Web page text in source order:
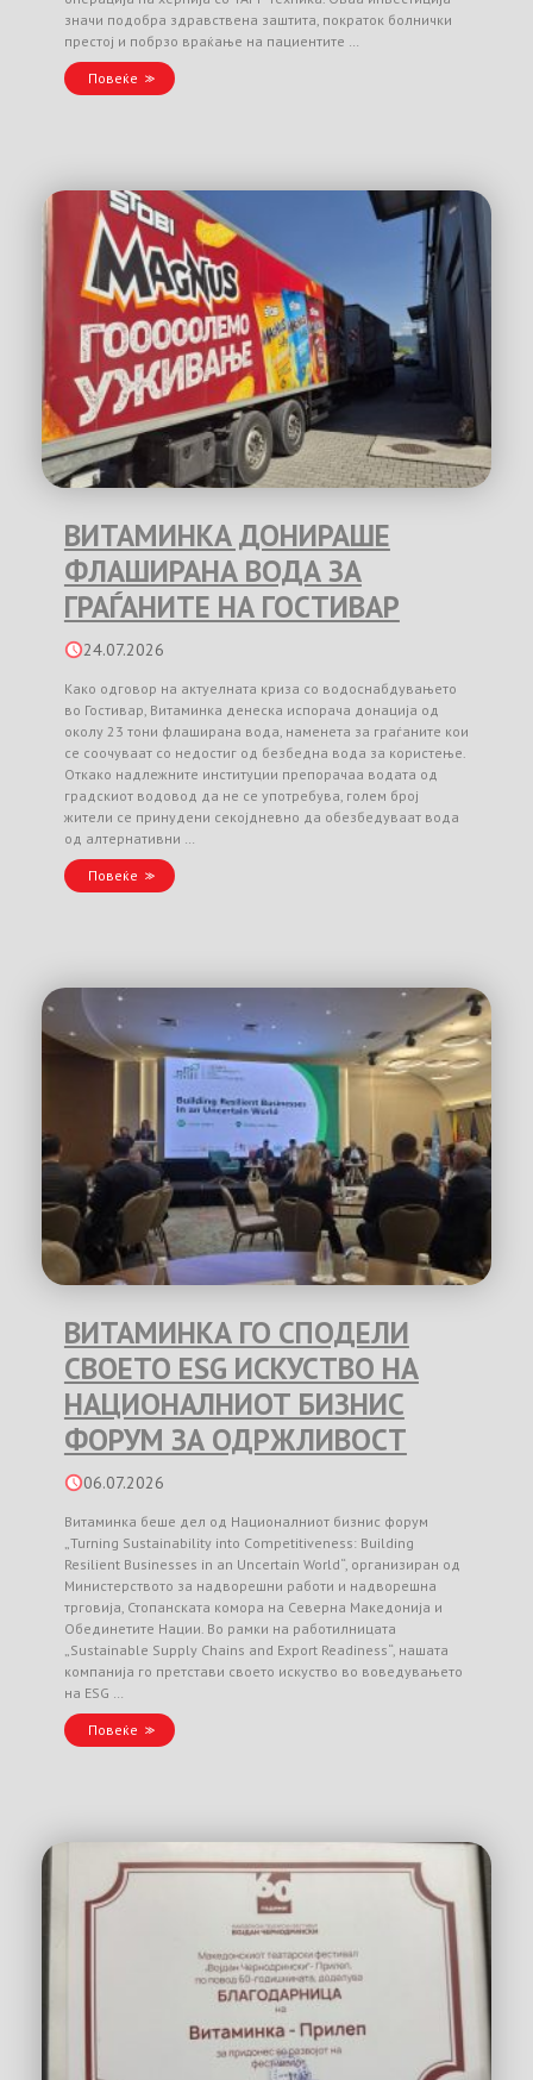
значи подобра здравствена заштита, пократок болнички
престој и побрзо враќање на пациентите …
Повеќе
ВИТАМИНКА ДОНИРАШЕ
ФЛАШИРАНА ВОДА ЗА
ГРАЃАНИТЕ НА ГОСТИВАР
24.07.2026
Како одговор на актуелната криза со водоснабдувањето
во Гостивар, Витаминка денеска испорача донација од
околу 23 тони флаширана вода, наменета за граѓаните кои
се соочуваат со недостиг од безбедна вода за користење.
Откако надлежните институции препорачаа водата од
градскиот водовод да не се употребува, голем број
жители се принудени секојдневно да обезбедуваат вода
од алтернативни …
Повеќе
ВИТАМИНКА ГО СПОДЕЛИ
СВОЕТО ESG ИСКУСТВО НА
НАЦИОНАЛНИОТ БИЗНИС
ФОРУМ ЗА ОДРЖЛИВОСТ
06.07.2026
Витаминка беше дел од Националниот бизнис форум
„Turning Sustainability into Competitiveness: Building
Resilient Businesses in an Uncertain World“, организиран од
Министерството за надворешни работи и надворешна
трговија, Стопанската комора на Северна Македонија и
Обединетите Нации. Во рамки на работилницата
„Sustainable Supply Chains and Export Readiness“, нашата
компанија го претстави своето искуство во воведувањето
на ESG …
Повеќе